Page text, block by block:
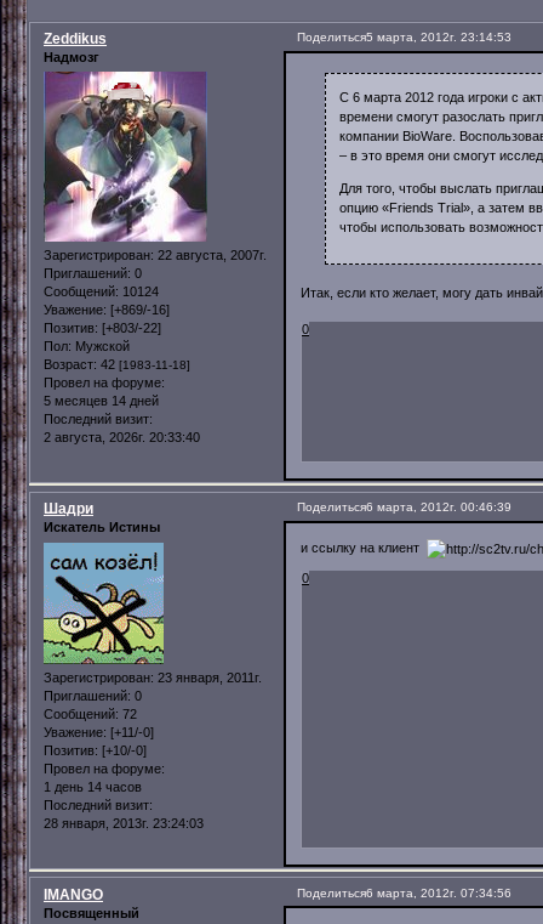
Поделиться5 марта, 2012г. 23:14:53
Zeddikus
Надмозг
Зарегистрирован: 22 августа, 2007г.
Приглашений: 0
Сообщений: 10124
Уважение: [+869/-16]
Позитив: [+803/-22]
Пол: Мужской
Возраст: 42 [1983-11-18]
Провел на форуме:
5 месяцев 14 дней
Последний визит:
2 августа, 2026г. 20:33:40
С 6 марта 2012 года игроки с
времени смогут разослать
компании BioWare.
– в это время они смогут
Для того, чтобы выслать
опцию «Friends Trial», а затем
чтобы использовать
Итак, если кто желает, могу дать
0
Поделиться6 марта, 2012г. 00:46:39
Шадри
Искатель Истины
Зарегистрирован: 23 января, 2011г.
Приглашений: 0
Сообщений: 72
Уважение: [+11/-0]
Позитив: [+10/-0]
Провел на форуме:
1 день 14 часов
Последний визит:
28 января, 2013г. 23:24:03
и ссылку на клиент
0
Поделиться6 марта, 2012г. 07:34:56
IMANGO
Посвященный